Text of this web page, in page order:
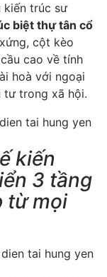
kiến trúc sư
biệt thự tân cổ
cột kèo
cao về tính
hoà với ngoại
tư trong xã hội.
kiến
3 tầng
từ mọi